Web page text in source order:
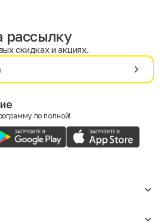
рассылку
скидках и акциях.
по полной!